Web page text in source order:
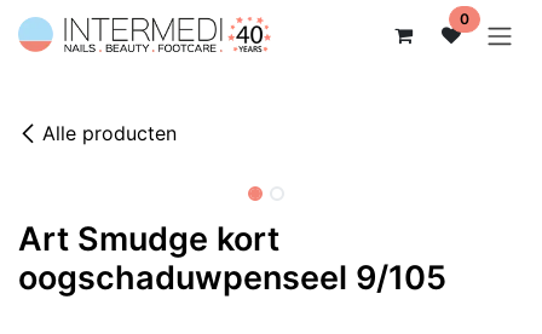
Overslaan naar inhoud 0
Alle producten
Art Smudge kort
oogschaduwpenseel 9/105